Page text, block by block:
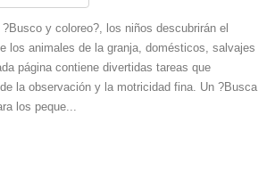
y coloreo?, los niños descubrirán el
los animales de la granja, domésticos, salvajes
página contiene divertidas tareas que
la observación y la motricidad fina. Un ?Busca
los peque...